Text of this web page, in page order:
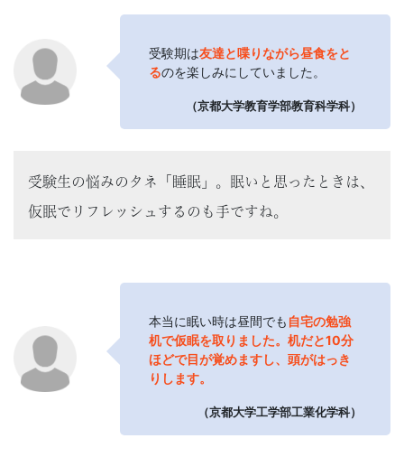
受験期は友達と喋りながら昼食をと
るのを楽しみにしていました。
（京都大学教育学部教育科学科）
受験生の悩みのタネ「睡眠」。 眠いと思ったときは、
仮眠でリフレッシュするのも手ですね。
本当に眠い時は昼間でも 自宅の勉強
机で仮眠を取りました。机だと10分
ほどで目が覚めますし、頭がはっき
りします。
（京都大学工学部工業化学科）